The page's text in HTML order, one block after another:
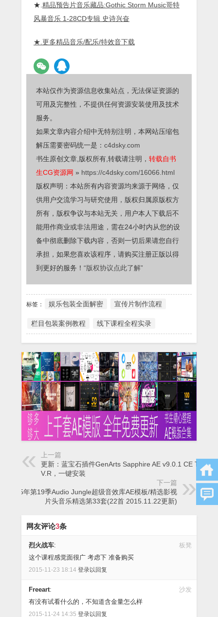
★. 精品预告片音乐藏品:Gothic Storm Music哥特
风暴音乐 1-28CD专辑 史诗兴奋
★.更多精品音乐/配乐/特效音下载
本站仅作为资源信息收集站点，无法保证资源的
可用及完整性，不提供任何资源安装使用及技术
服务。
如果文章内容介绍中无特别注明，本网站压缩包
解压需要密码统一是： c4dsky.com
书生原创文章,版权所有,转载请注明， 转载自书
生CG资源网 » https://c4dsky.com/16066.html
版权声明：本站所有内容资源均来源于网络，仅
供用户交流学习与研究使用，版权归属原版权方
所有，版权争议与本站无关，用户本人下载后不
能用作商业或非法用途，需在24小时内从您的设
备中彻底删除下载内容，否则一切后果请您自行
承担，如果您喜欢该程序，请购买注册正版以得
到更好的服务！ “版权协议点此了解”
标签： 娱乐包装全面解密 宣传片制作流程
栏目包装案例教程 线下课程全程实录
上一篇
更新：蓝宝石插件GenArts Sapphire AE v9.0.1 CE Team
V.R，一键安装
下一篇
2015年第19季Audio Jungle超级音效库AE模板/精选影视
片头音乐精选第33套(22首 2015.11.22更新)
网友评论3条
板凳
烈火战车:
这个课程感觉面很广 考虑下 准备购买
2015-11-23 18:14 登录以回复
沙发
Freeart:
有没有试看什么的，不知道含金量怎么样
2015-11-24 14:35 登录以回复